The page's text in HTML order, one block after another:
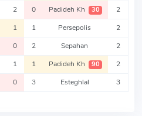
2 0 Padideh Kh 30 2
1 1 Persepolis 2
0 2 Sepahan 2
1 1 Padideh Kh 90 2
0 3 Esteghlal 3